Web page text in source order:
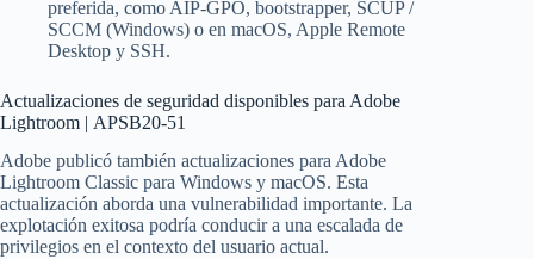
preferida, como AIP-GPO, bootstrapper, SCUP /
SCCM (Windows) o en macOS, Apple Remote
Desktop y SSH.
Actualizaciones de seguridad disponibles para Adobe
Lightroom | APSB20-51
Adobe publicó también actualizaciones para Adobe
Lightroom Classic para Windows y macOS. Esta
actualización aborda una vulnerabilidad importante. La
explotación exitosa podría conducir a una escalada de
privilegios en el contexto del usuario actual.